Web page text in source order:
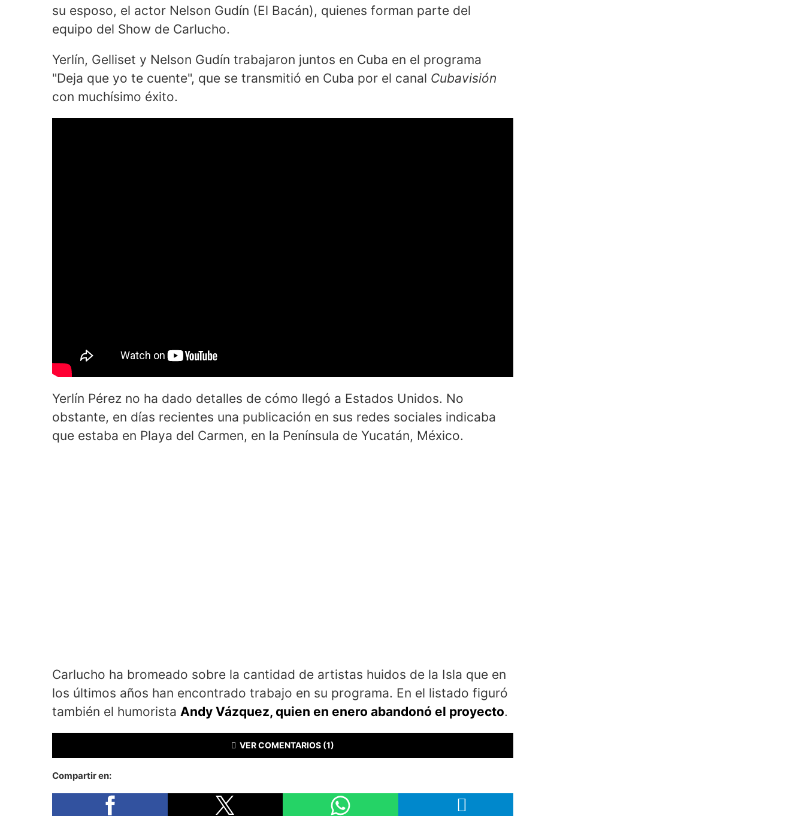
su esposo, el actor Nelson Gudín (El Bacán), quienes forman parte del
equipo del Show de Carlucho.
Yerlín, Gelliset y Nelson Gudín trabajaron juntos en Cuba en el programa
"Deja que yo te cuente", que se transmitió en Cuba por el canal Cubavisión
con muchísimo éxito.
Yerlín Pérez no ha dado detalles de cómo llegó a Estados Unidos. No
obstante, en días recientes una publicación en sus redes sociales indicaba
que estaba en Playa del Carmen, en la Península de Yucatán, México.
Carlucho ha bromeado sobre la cantidad de artistas huidos de la Isla que en
los últimos años han encontrado trabajo en su programa. En el listado figuró
también el humorista Andy Vázquez, quien en enero abandonó el proyecto.
VER COMENTARIOS (1)
Compartir en: